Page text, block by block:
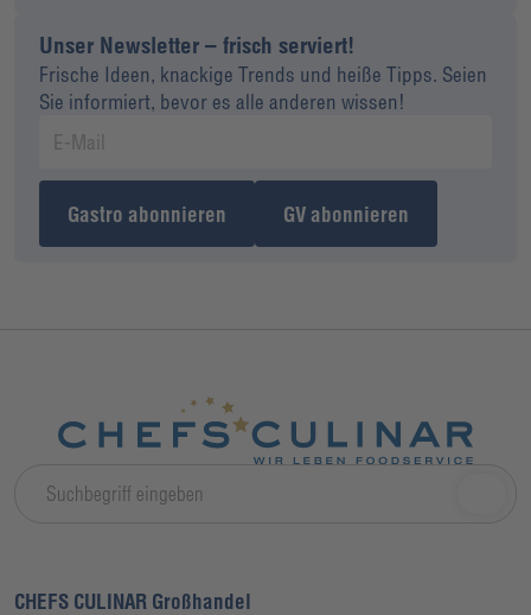
Unser Newsletter – frisch serviert!
Frische Ideen, knackige Trends und heiße Tipps. Seien
Sie informiert, bevor es alle anderen wissen!
Gastro abonnieren GV abonnieren
CHEFS CULINAR Großhandel